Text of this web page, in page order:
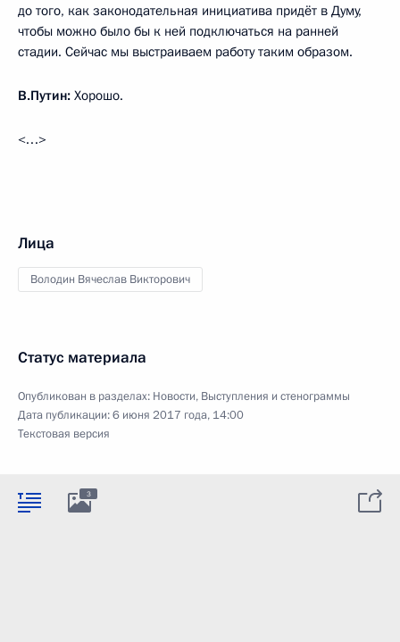
до того, как законодательная инициатива придёт в Думу,
чтобы можно было бы к ней подключаться на ранней
стадии. Сейчас мы выстраиваем работу таким образом.
В.Путин: Хорошо.
<…>
Лица
Володин Вячеслав Викторович
Статус материала
Опубликован в разделах: Новости, Выступления и стенограммы
Дата публикации:6 июня 2017 года, 14:00
Текстовая версия
3